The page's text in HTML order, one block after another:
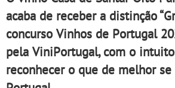
acaba de receber a distinção
concurso Vinhos de Portugal
pela ViniPortugal, com o
reconhecer o que de melhor